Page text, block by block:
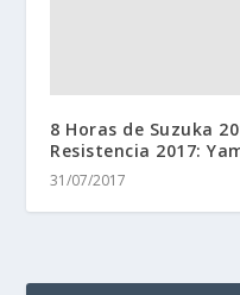
8 Horas de Suzuka
Resistencia 2017:
31/07/2017